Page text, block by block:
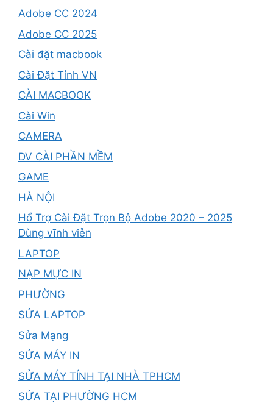
Adobe CC 2024
Adobe CC 2025
Cài đặt macbook
Cài Đặt Tỉnh VN
CÀI MACBOOK
Cài Win
CAMERA
DV CÀI PHẦN MỀM
GAME
HÀ NỘI
Hổ Trợ Cài Đặt Trọn Bộ Adobe 2020 – 2025
Dùng vĩnh viễn
LAPTOP
NẠP MỰC IN
PHƯỜNG
SỬA LAPTOP
Sửa Mạng
SỬA MÁY IN
SỬA MÁY TÍNH TẠI NHÀ TPHCM
SỬA TẠI PHƯỜNG HCM